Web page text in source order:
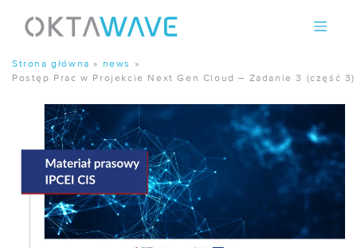
content
Strona główna » news
»
Postęp Prac w Projekcie Next Gen Cloud – Zadanie 3 (część 3)